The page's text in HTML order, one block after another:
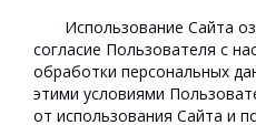
Использование Сайта
согласие Пользователя с
обработки персональных
этими условиями
от использования Сайта и